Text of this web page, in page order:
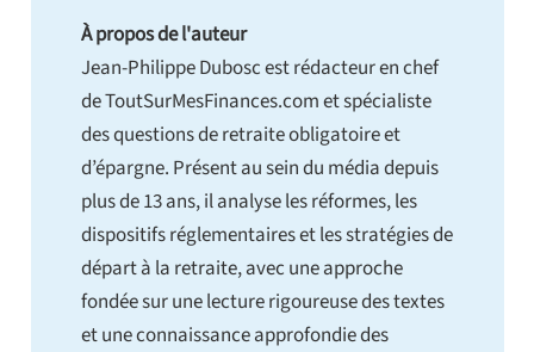
À propos de l'auteur
Jean-Philippe Dubosc est rédacteur en chef
de ToutSurMesFinances.com et spécialiste
des questions de retraite obligatoire et
d’épargne. Présent au sein du média depuis
plus de 13 ans, il analyse les réformes, les
dispositifs réglementaires et les stratégies de
départ à la retraite, avec une approche
fondée sur une lecture rigoureuse des textes
et une connaissance approfondie des